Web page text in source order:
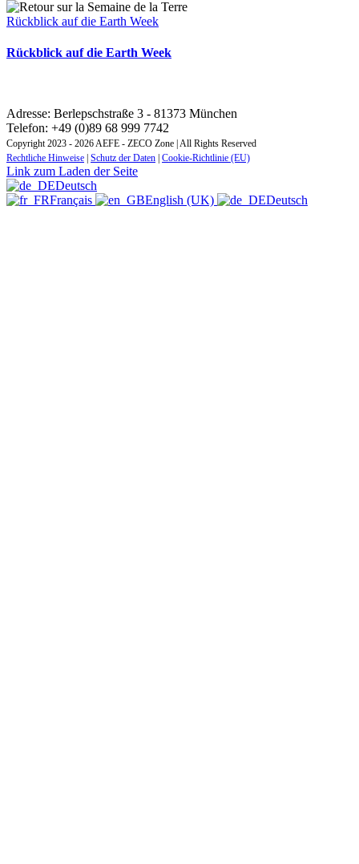
Rückblick auf die Earth Week
Rückblick auf die Earth Week
Adresse: Berlepschstraße 3 - 81373 München
Telefon: +49 (0)89 68 999 7742
Copyright 2023 - 2026 AEFE - ZECO Zone | All Rights Reserved
Rechtliche Hinweise | Schutz der Daten | Cookie-Richtlinie (EU)
Link zum Laden der Seite
Deutsch
Français
English (UK) Deutsch